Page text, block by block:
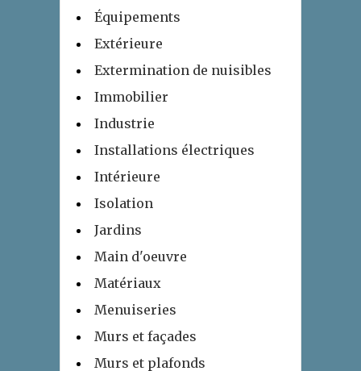
Équipements
Extérieure
Extermination de nuisibles
Immobilier
Industrie
Installations électriques
Intérieure
Isolation
Jardins
Main d'oeuvre
Matériaux
Menuiseries
Murs et façades
Murs et plafonds